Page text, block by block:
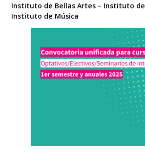
Instituto de Bellas Artes – Instituto de
Instituto de Música